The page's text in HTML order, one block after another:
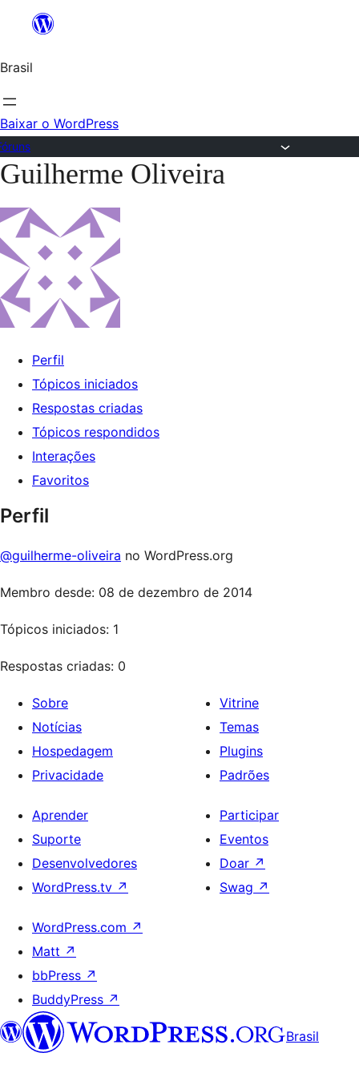
o
conteúdo
Brasil
Baixar o WordPress
Pular
o
conteúdo
Guilherme Oliveira
Perfil
Tópicos iniciados
Respostas criadas
Tópicos respondidos
Interações
Favoritos
Perfil
@guilherme-oliveira no WordPress.org
Membro desde: 08 de dezembro de 2014
Tópicos iniciados: 1
Respostas criadas: 0
Sobre
Notícias
Hospedagem
Privacidade
Vitrine
Temas
Plugins
Padrões
Aprender
Suporte
Desenvolvedores
WordPress.tv ↗
Participar
Eventos
Doar ↗
Swag ↗
WordPress.com ↗
Matt ↗
bbPress ↗
BuddyPress ↗
Brasil